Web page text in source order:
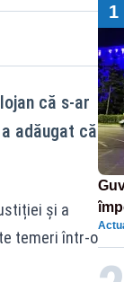
că s-ar
adăugat că
și a
temeri într-o
1